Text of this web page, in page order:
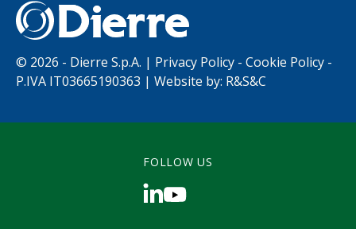
© 2026 - Dierre S.p.A. | Privacy Policy - Cookie Policy -
P.IVA IT03665190363 | Website by: R&S&C
FOLLOW US